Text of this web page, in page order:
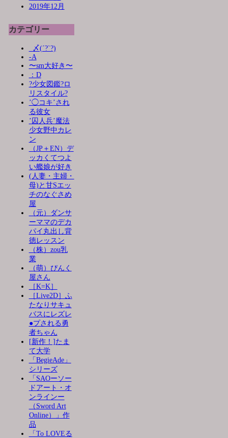
2019年12月
カテゴリー
_〆(´?`?)
-A
〜sm大好き〜
：D
?少女図鑑?ロ
リスタイル?
’◯コキ’され
る彼女
’囚人兵’魔法
少女野中カレ
ン
（JP＋EN）デ
ッカくてつよ
い艦娘が好き
(人妻・主婦・
母)と甘Sエッ
チのなぐさめ
屋
（元）ダンサ
ーママのデカ
パイ丸出し背
徳レッスン
（株）zou乳
業
（萌）ぴんく
屋さん
［K=K］
［Live2D］ふ
たなりサキュ
バスにレズレ
●プされる勇
者ちゃん
[新作！]たま
て大学
「BegieAde」
シリーズ
「SAOーソー
ドアート・オ
ンラインー
（Sword Art
Online）」作
品
「To LOVEる